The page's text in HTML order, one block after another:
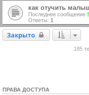
как отучить
Последнее сообщение
Ответы: 1
Закрыто
Закрыто
185
ПРАВА ДОСТУПА